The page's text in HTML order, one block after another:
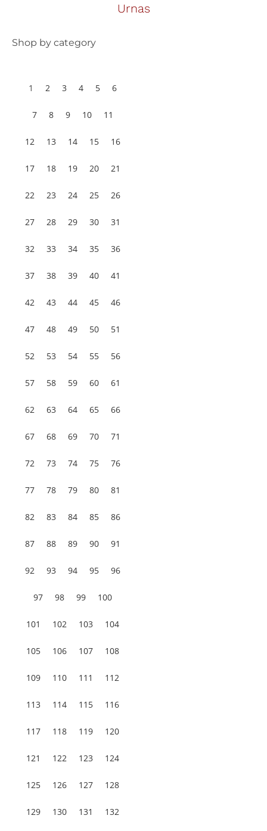
Urnas
Shop by category
1 2 3 4 5 6
7 8 9 10 11
12 13 14 15 16
17 18 19 20 21
22 23 24 25 26
27 28 29 30 31
32 33 34 35 36
37 38 39 40 41
42 43 44 45 46
47 48 49 50 51
52 53 54 55 56
57 58 59 60 61
62 63 64 65 66
67 68 69 70 71
72 73 74 75 76
77 78 79 80 81
82 83 84 85 86
87 88 89 90 91
92 93 94 95 96
97 98 99 100
101 102 103 104
105 106 107 108
109 110 111 112
113 114 115 116
117 118 119 120
121 122 123 124
125 126 127 128
129 130 131 132